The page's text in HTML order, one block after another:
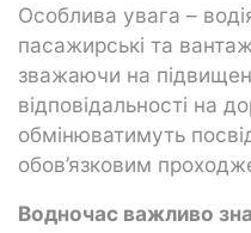
Особлива увага –
пасажирські та
зважаючи на
відповідальності на
обмінюватимуть
обов’язковим
Водночас важливо